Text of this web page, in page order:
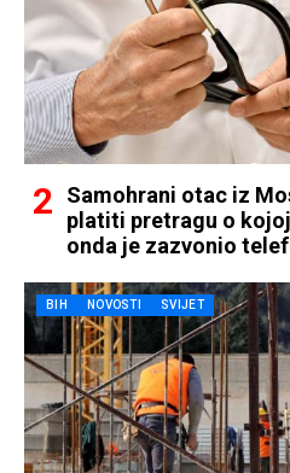
Samohrani otac iz
platiti pretragu o
onda je zazvonio
BIH NOVOSTI SVIJET